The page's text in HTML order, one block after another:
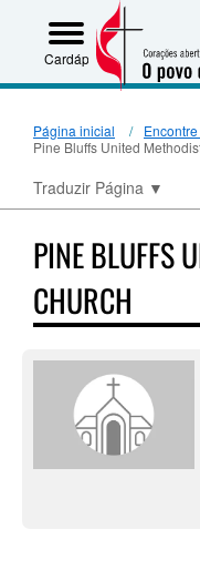
Cardápio
Página inicial
Pine Bluffs United
Traduzir Página ▼
PINE BLUFFS
CHURCH